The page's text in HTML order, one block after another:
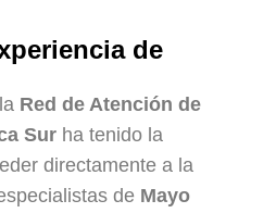
de
Red de Atención de
Sur ha tenido la
directamente a la
de Mayo